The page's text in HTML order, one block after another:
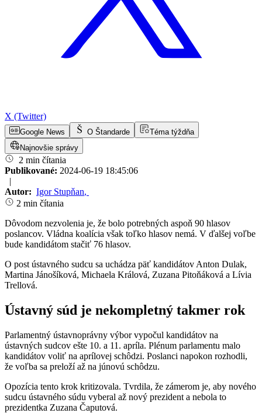
X (Twitter)
Google News O Štandarde
Téma týždňa
Najnovšie správy
2 min čítania
Publikované: 2024-06-19 18:45:06
|
Autor: Igor Stupňan,
2 min čítania
Dôvodom nezvolenia je, že bolo potrebných aspoň 90 hlasov
poslancov. Vládna koalícia však toľko hlasov nemá. V ďalšej voľbe
bude kandidátom stačiť 76 hlasov.
O post ústavného sudcu sa uchádza päť kandidátov Anton Dulak,
Martina Jánošíková, Michaela Králová, Zuzana Pitoňáková a Lívia
Trellová.
Ústavný súd je nekompletný takmer rok
Parlamentný ústavnoprávny výbor vypočul kandidátov na
ústavných sudcov ešte 10. a 11. apríla. Plénum parlamentu malo
kandidátov voliť na aprílovej schôdzi. Poslanci napokon rozhodli,
že voľba sa preloží až na júnovú schôdzu.
Opozícia tento krok kritizovala. Tvrdila, že zámerom je, aby nového
sudcu ústavného súdu vyberal až nový prezident a nebola to
prezidentka Zuzana Čaputová.